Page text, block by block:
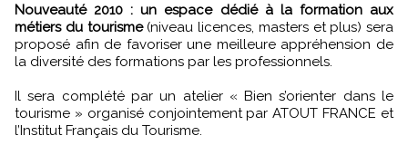
Nouveauté 2010 : un espace dédié à la formation aux
métiers du tourisme(niveau licences, masters et plus) sera
proposé afin de favoriser une meilleure appréhension de
la diversité des formations par les professionnels.
Il sera complété par un atelier « Bien s’orienter dans le
tourisme » organisé conjointement par ATOUT FRANCE et
l’Institut Français du Tourisme.